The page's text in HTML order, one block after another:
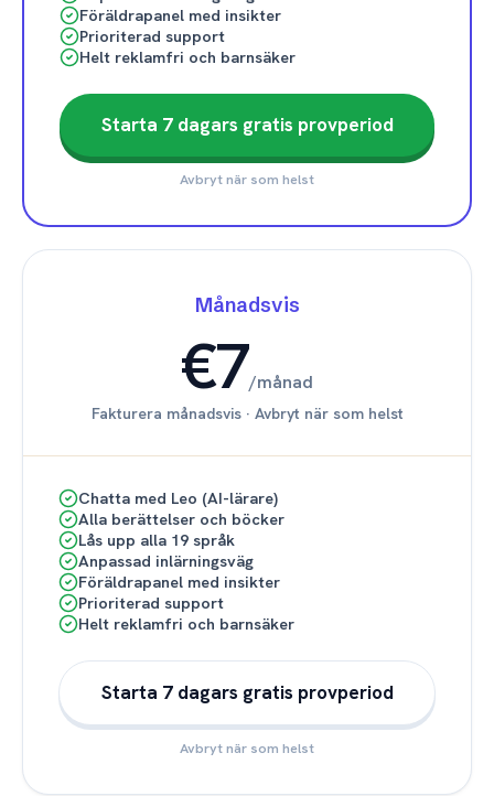
Föräldrapanel med insikter
Prioriterad support
Helt reklamfri och barnsäker
Starta 7 dagars gratis provperiod
Avbryt när som helst
Månadsvis
€7/månad
Fakturera månadsvis· Avbryt när som helst
Chatta med Leo (AI-lärare)
Alla berättelser och böcker
Lås upp alla 19 språk
Anpassad inlärningsväg
Föräldrapanel med insikter
Prioriterad support
Helt reklamfri och barnsäker
Starta 7 dagars gratis provperiod
Avbryt när som helst